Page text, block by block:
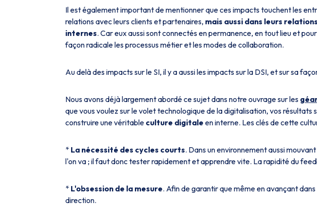
Il est également important de mentionner que ces impacts touchent les
relations avec leurs clients et partenaires, mais aussi dans leurs
internes. Car eux aussi sont connectés en permanence, en tout lieu et
façon radicale les processus métier et les modes de collaboration.
Au delà des impacts sur le SI, il y a aussi les impacts sur la DSI, et sur sa
Nous avons déjà largement abordé ce sujet dans notre ouvrage sur les
que vous voulez sur le volet technologique de la digitalisation, vos
construire une véritable culture digitale en interne. Les clés de cette
* La nécessité des cycles courts. Dans un environnement aussi
l'on va ; il faut donc tester rapidement et apprendre vite. La rapidité du
* L'obsession de la mesure. Afin de garantir que même en avançant
direction.